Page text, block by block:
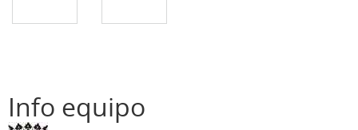
Info equipo